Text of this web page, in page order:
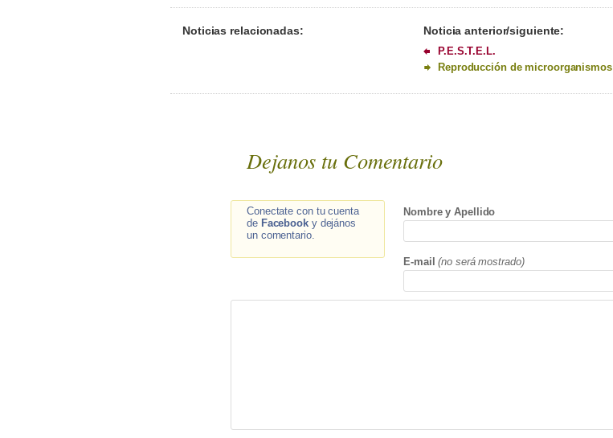
Noticias relacionadas: Noticia anterior/siguiente:
P.E.S.T.E.L.
Reproducción de microorganismos
Dejanos tu Comentario
Conectate con tu cuenta
de Facebooky dejános
un comentario.
Nombre y Apellido
E-mail (no será mostrado)